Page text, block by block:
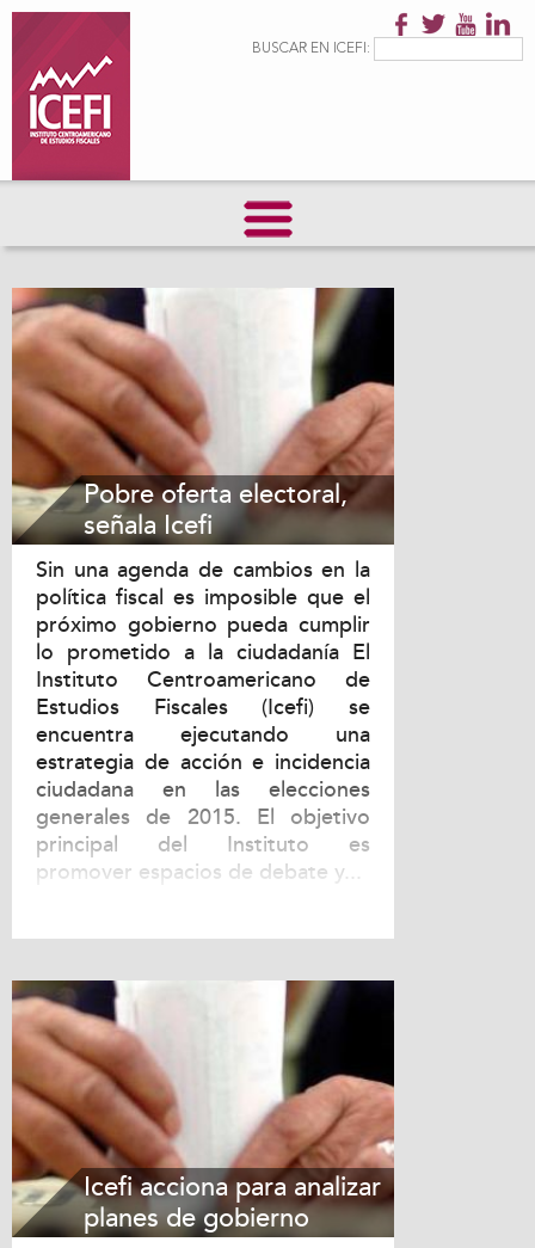
principalFormulario de
BUSCAR EN ICEFI:
Pobre oferta electoral,
señala Icefi
Sin una agenda de cambios en la
política fiscal es imposible que el
próximo gobierno pueda cumplir
lo prometido a la ciudadanía El
Instituto Centroamericano de
Estudios Fiscales (Icefi) se
encuentra ejecutando una
estrategia de acción e incidencia
ciudadana en las elecciones
generales de 2015. El objetivo
principal del Instituto es
promover espacios de debate y...
Icefi acciona para analizar
planes de gobierno
Páginas